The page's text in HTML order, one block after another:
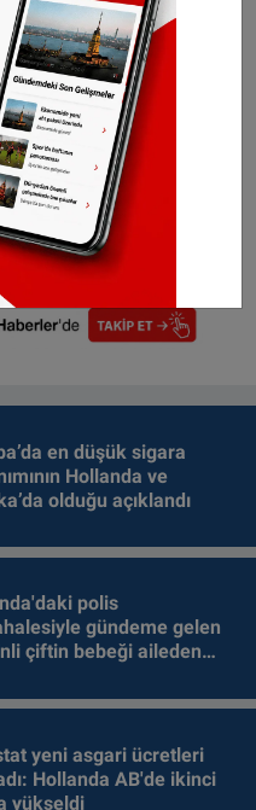
en düşük sigara
Hollanda ve
olduğu açıklandı
polis
gündeme gelen
çiftin bebeği aileden
yeni asgari ücretleri
Hollanda AB'de ikinci
yükseldi